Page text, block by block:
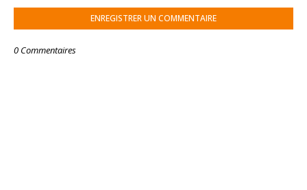
ENREGISTRER UN COMMENTAIRE
0 Commentaires